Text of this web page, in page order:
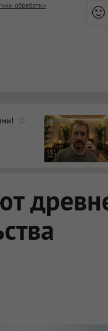
<sub>, <pre>, <ul>,
становятся
обработки
🙂
i